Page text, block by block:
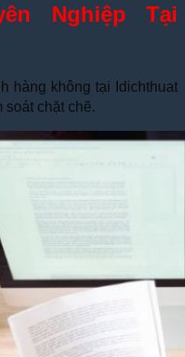
Nghiệp Tại
hàng không tại Idichthuat
chặt chẽ.